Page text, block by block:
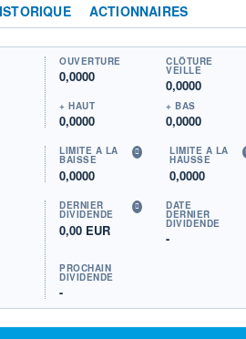
ACTIONNAIRES
OUVERTURE
0,0000
CLÔTURE
VEILLE
0,0000
+ HAUT
0,0000
+ BAS
0,0000
LIMITE À LA
BAISSE
0,0000
LIMITE À LA
HAUSSE
0,0000
DERNIER
DIVIDENDE
0,00 EUR
DATE
DERNIER
DIVIDENDE
-
PROCHAIN
DIVIDENDE
-